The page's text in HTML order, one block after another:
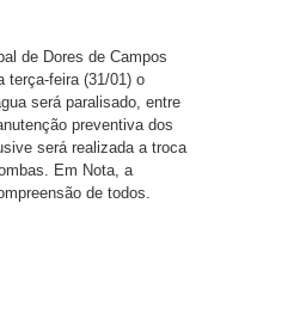
de Dores de Campos
terça-feira (31/01) o
será paralisado, entre
preventiva dos
será realizada a troca
Em Nota, a
de todos.